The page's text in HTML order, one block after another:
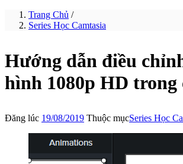
Trang Chủ /
Series Học Camtasia
Hướng dẫn điều
hình 1080p HD trong
Đăng lúc 19/08/2019 Thuộc mụcSeries Học